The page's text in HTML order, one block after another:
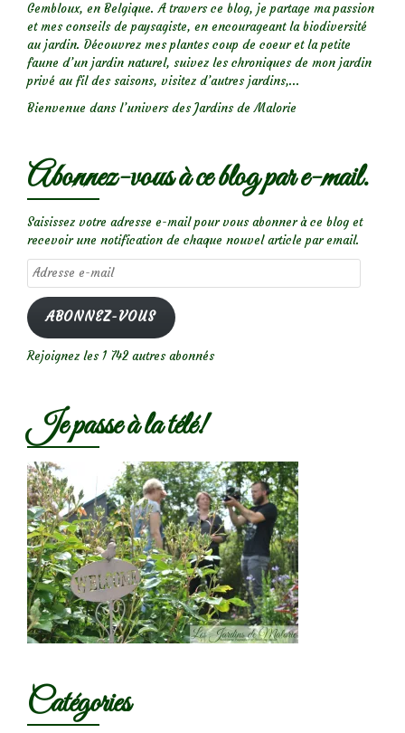
Gembloux, en Belgique. A travers ce blog, je partage ma passion
et mes conseils de paysagiste, en encourageant la biodiversité
au jardin. Découvrez mes plantes coup de coeur et la petite
faune d’un jardin naturel, suivez les chroniques de mon jardin
privé au fil des saisons, visitez d’autres jardins,...
Bienvenue dans l’univers des Jardins de Malorie
Abonnez-vous à ce blog par e-mail.
Saisissez votre adresse e-mail pour vous abonner à ce blog et
recevoir une notification de chaque nouvel article par email.
Adresse
e-
mail
ABONNEZ-VOUS
Rejoignez les 1 742 autres abonnés
Je passe à la télé!
Catégories